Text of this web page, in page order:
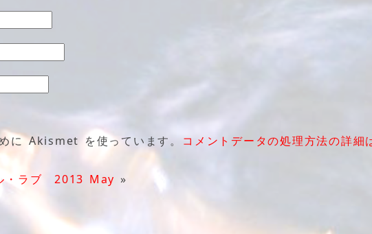
に Akismet を使っています。 コメントデータの処理方法の詳細
・ラブ 2013 May »